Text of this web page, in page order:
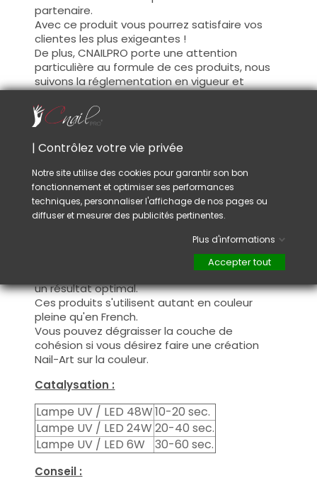
partenaire.
Avec ce produit vous pourrez satisfaire vos
clientes les plus exigeantes !
De plus, CNAILPRO porte une attention
particulière au formule de ces produits, nous
suivons la réglementation en vigueur et
garantissons la conformité de nos produits.
Ceci pour garantir une sécurité d'utilisation
optimale.
Cette couleur s'applique avec son pinceau, de
manière fine, sur la base (il n'est pas
nécessaire de dégraisser la couche de
cohésion) ou sur la construction après limage.
Ce produit s'applique en deux couches,
fermez le bord libre à la première couche et
appliquez la deuxième couche pour garantir
un résultat optimal.
Ces produits s'utilisent autant en couleur
pleine qu'en French.
Vous pouvez dégraisser la couche de
cohésion si vous désirez faire une création
Nail-Art sur la couleur.
Catalysation :
Lampe UV / LED 48W10-20 sec.
Lampe UV / LED 24W 20-40 sec.
Lampe UV / LED 6W
30-60 sec.
Conseil :
| Contrôlez votre vie privée
Notre site utilise des cookies pour garantir son bon
fonctionnement et optimiser ses performances
techniques, personnaliser l'affichage de nos pages ou
diffuser et mesurer des publicités pertinentes.
Plus d'informations
Accepter tout